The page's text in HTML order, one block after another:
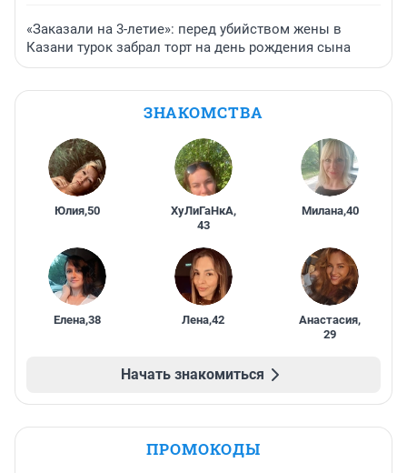
«Заказали на 3-летие»: перед убийством жены в
Казани турок забрал торт на день рождения сына
ЗНАКОМСТВА
Юлия,50 ХуЛиГаНкА,
43
Милана,40
Елена,38 Лена,42 Анастасия,
29
Начать знакомиться
ПРОМОКОДЫ